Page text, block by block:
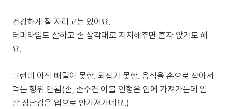
건강하게 잘 자라고는 있어요.
터미타임도 잘하고 손 삼각대로 지지해주면 혼자 앉기도 해
요.
그런데 아직 배밀이 못함. 되집기 못함. 음식을 손으로 잡아서
먹는 행위 안됨(손, 손수건 이불 인형은 입에 가져가는데 일
반 장난감은 입으로 안가져가네요.)